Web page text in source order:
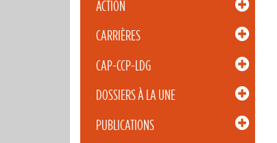
ACTION
CARRIÈRES
CAP-CCP-LDG
DOSSIERS À LA UNE
PUBLICATIONS